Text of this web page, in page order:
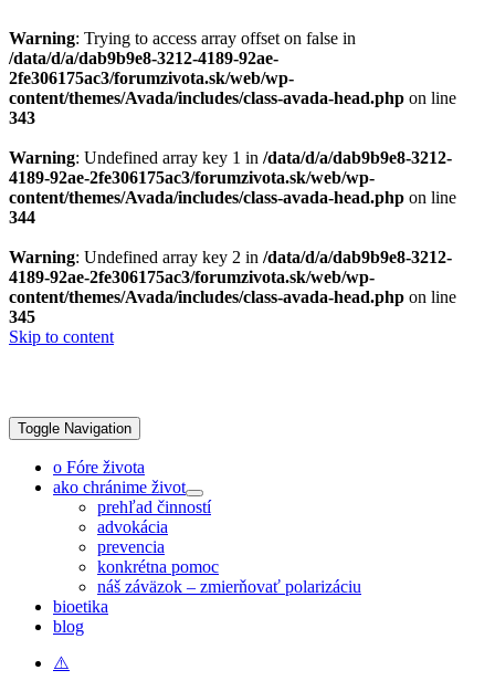
Warning: Trying to access array offset on false in
/data/d/a/dab9b9e8-3212-4189-92ae-
2fe306175ac3/forumzivota.sk/web/wp-
content/themes/Avada/includes/class-avada-head.php on line
343
Warning: Undefined array key 1 in /data/d/a/dab9b9e8-3212-
4189-92ae-2fe306175ac3/forumzivota.sk/web/wp-
content/themes/Avada/includes/class-avada-head.php on line
344
Warning: Undefined array key 2 in /data/d/a/dab9b9e8-3212-
4189-92ae-2fe306175ac3/forumzivota.sk/web/wp-
content/themes/Avada/includes/class-avada-head.php on line
345
Skip to content
Toggle Navigation
o Fóre života
ako chránime život
prehľad činností
advokácia
prevencia
konkrétna pomoc
náš záväzok – zmierňovať polarizáciu
bioetika
blog